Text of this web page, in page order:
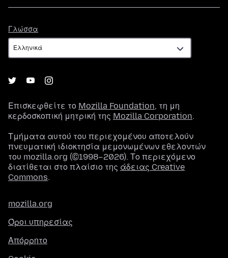
Γλώσσα
Επισκεφθείτε το Mozilla Foundation, τη μη
κερδοσκοπική μητρική της Mozilla Corporation.
Τμήματα αυτού του περιεχομένου αποτελούν
πνευματική ιδιοκτησία μεμονωμένων εθελοντών
του mozilla.org (©1998–2026). Το περιεχόμενο
διατίθεται στο πλαίσιο της άδειας Creative
Commons.
mozilla.org
Όροι υπηρεσίας
Απόρρητο